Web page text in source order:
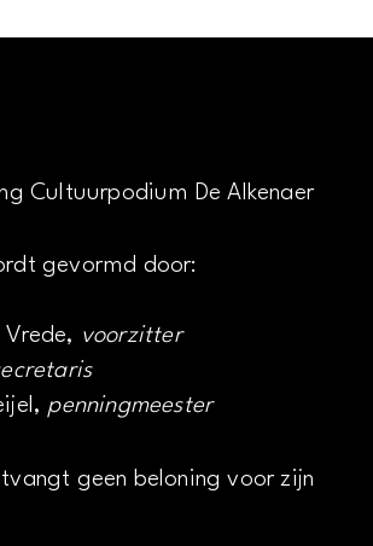
Cultuurpodium De Alkenaer
gevormd door:
voorzitter
penningmeester
geen beloning voor zijn